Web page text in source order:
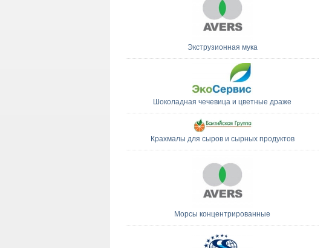
Экструзионная мука
Шоколадная чечевица и цветные драже
Крахмалы для сыров и сырных продуктов
Морсы концентрированные